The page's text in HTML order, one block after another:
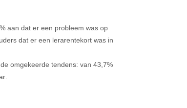
aan dat er een probleem was op
dat er een lerarentekort was in
de omgekeerde tendens: van 43,7%